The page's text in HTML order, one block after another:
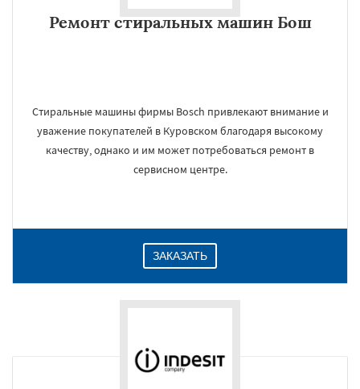
Ремонт стиральных машин Бош
Стиральные машины фирмы Bosch привлекают внимание и
уважение покупателей в Куровском благодаря высокому
качеству, однако и им может потребоваться ремонт в
сервисном центре.
ЗАКАЗАТЬ